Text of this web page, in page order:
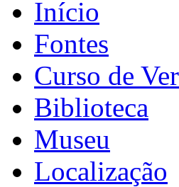
Início
Fontes
Curso de
Biblioteca
Museu
Localização